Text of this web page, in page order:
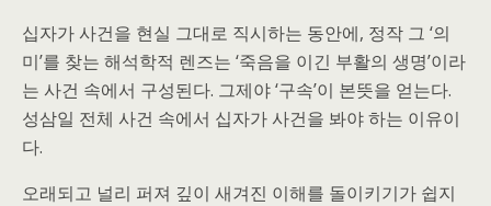
십자가 사건을 현실 그대로 직시하는 동안에, 정작 그 ‘의
미’를 찾는 해석학적 렌즈는 ‘죽음을 이긴 부활의 생명’이라
는 사건 속에서 구성된다. 그제야 ‘구속’이 본뜻을 얻는다.
성삼일 전체 사건 속에서 십자가 사건을 봐야 하는 이유이
다.
오래되고 널리 퍼져 깊이 새겨진 이해를 돌이키기가 쉽지